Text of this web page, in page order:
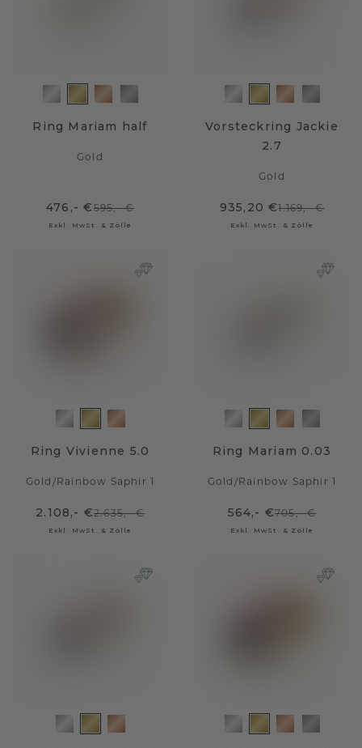
Ring Mariam half
Gold
476,- €595,- €
Exkl. MwSt. & Zölle
Vorsteckring Jackie
2.7
Gold
935,20 €1.169,- €
Exkl. MwSt. & Zölle
Ring Vivienne 5.0
Gold /Rainbow Saphir 1
2.108,- €2.635,- €
Exkl. MwSt. & Zölle
Ring Mariam 0.03
Gold /Rainbow Saphir 1
564,- €705,- €
Exkl. MwSt. & Zölle